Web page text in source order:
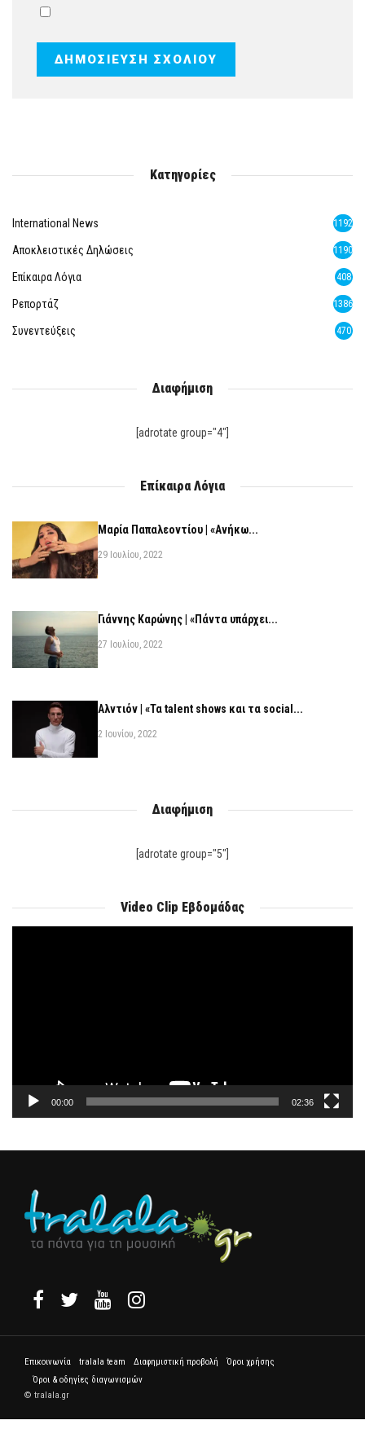
Κατηγορίες
International News 1192
Αποκλειστικές Δηλώσεις 1190
Επίκαιρα Λόγια 408
Ρεπορτάζ 1386
Συνεντεύξεις 470
Διαφήμιση
[adrotate group="4"]
Επίκαιρα Λόγια
Μαρία Παπαλεοντίου | «Ανήκω...
29 Ιουλίου, 2022
Γιάννης Καρώνης | «Πάντα υπάρχει...
27 Ιουλίου, 2022
Αλντιόν | «Τα talent shows και τα social...
2 Ιουνίου, 2022
Διαφήμιση
[adrotate group="5"]
Video Clip Εβδομάδας
00:00 02:36
Επικοινωνία tralala team Διαφημιστική προβολή
Όροι χρήσης
Όροι & οδηγίες διαγωνισμών
© tralala.gr